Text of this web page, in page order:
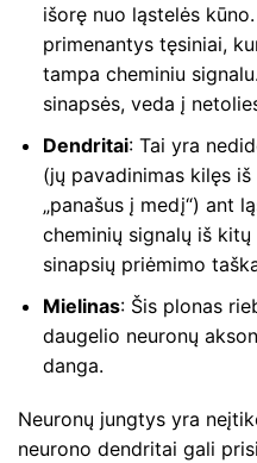
išorę nuo ląstelės
primenantys tęsiniai,
tampa cheminiu
sinapsės, veda į
Dendritai: Tai yra
(jų pavadinimas kilęs
„panašus į medį“) ant
cheminių signalų iš
sinapsių priėmimo
Mielinas: Šis plonas
daugelio neuronų
danga.
Neuronų jungtys yra
neurono dendritai gali